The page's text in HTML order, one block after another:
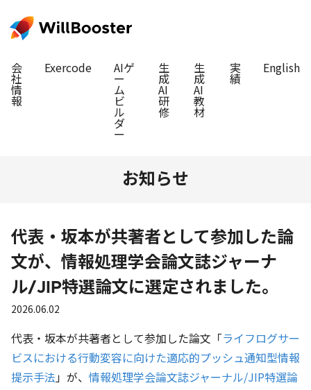
会
社
情
報
Exercode AIゲ
ー
ム
ビ
ル
ダ
ー
生
成
AI
研
修
生
成
AI
教
材
実
績
English
お知らせ
代表・坂本が共著者として参加した論
文が、情報処理学会論文誌ジャーナ
ル/JIP特選論文に選定されました。
2026.06.02
代表・坂本が共著者として参加した論文「ライフログサー
ビスにおける行動変容に向けた適応的プッシュ通知型情報
提示手法」が、 情報処理学会論文誌ジャーナル/JIP特選論